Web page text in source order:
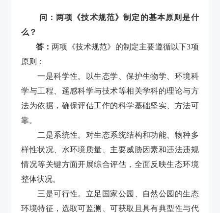
问：两项《技术规范》制定的基本原则是什
么？
答：两项《技术规范》的制定主要遵循以下3项
原则：
一是科学性。以生态学、保护生物学、环境科
学与工程、遥感科学与技术等相关学科的理论与方
法为依据，确保评估工作的科学基础坚实、方法可
靠。
二是系统性。对生态系统结构和功能、物种多
样性状况、水环境质量、主要威胁因素和违法违规
情况等关键方面开展综合评估，全面反映生态环境
整体状况。
三是可行性。立足国家公园、自然公园的生态
环境特征，选取可监测、可获取且具有典型性与代